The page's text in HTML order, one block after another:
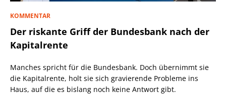
KOMMENTAR
Der riskante Griff der Bundesbank nach der
Kapitalrente
Manches spricht für die Bundesbank. Doch übernimmt sie
die Kapitalrente, holt sie sich gravierende Probleme ins
Haus, auf die es bislang noch keine Antwort gibt.